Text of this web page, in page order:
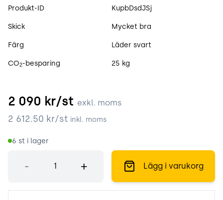
Produktspecifikation
Produkt-ID KupbDsdJSj
Skick Mycket bra
Färg Läder svart
CO2-besparing 25 kg
2 090 kr/st exkl. moms
2 612.50 kr/st inkl. moms
6 st i lager
- + Lägg i varukorg